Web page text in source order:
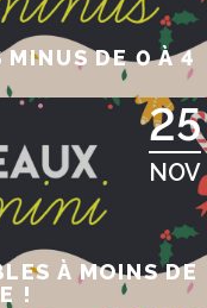
MINUS DE 0 À 4
25
NOV
À MOINS DE
!